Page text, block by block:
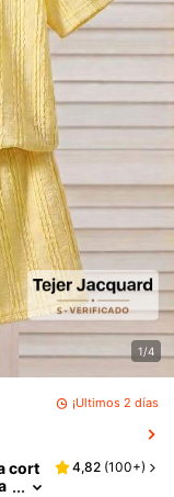
1/4
¡Últimos 2 días
cort
4,82 (100+)